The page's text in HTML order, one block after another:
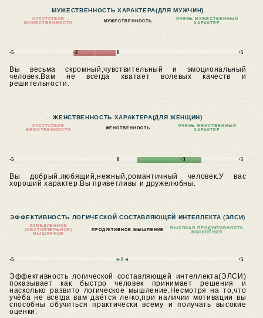
МУЖЕСТВЕННОСТЬ ХАРАКТЕРА(ДЛЯ МУЖЧИН)
ОТСУТСТВИЕ
МУЖЕСТВЕННОСТИ
МУЖЕСТВЕННОСТЬ
ОЧЕНЬ МУЖЕСТВЕННЫЙ
ХАРАКТЕР
-5 -2 0 +5
Вы весьма скромный,чувствительный и эмоциональный
человек.Вам не всегда хватает волевых качеств и
решительности.
ЖЕНСТВЕННОСТЬ ХАРАКТЕРА(ДЛЯ ЖЕНЩИН)
ОТСУТСТВИЕ
ЖЕНСТВЕННОСТИ
ЖЕНСТВЕННОСТЬ
ОЧЕНЬ ЖЕНСТВЕННЫЙ
ХАРАКТЕР
-5 0 +3 +5
Вы добрый,любящий,нежный,романтичный человек.У вас
хороший характер.Вы приветливы и дружелюбны.
ЭФФЕКТИВНОСТЬ ЛОГИЧЕСКОЙ СОСТАВЛЯЮЩЕЙ ИНТЕЛЛЕКТА (ЭЛСИ)
ЗАМЕДЛЕННОЕ
(ОБСТОЯТЕЛЬНОЕ)
МЫШЛЕНИЕ
ПРОДУКТИВНОЕ МЫШЛЕНИЕ
ВЫСОКАЯ ПРОДУКТИВНОСТЬ
МЫШЛЕНИЯ
-5 ►0◄ +5
Эффективность логической составляющей интеллекта(ЭЛСИ)
показывает как быстро человек принимает решения и
насколько развито логическое мышление.Несмотря на то,что
учёба не всегда вам даётся легко,при наличии мотивации вы
способны обучиться практически всему и получать высокие
оценки.